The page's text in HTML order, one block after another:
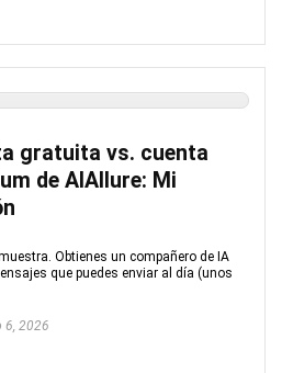
gratuita vs. cuenta
de AIAllure: Mi
Obtienes un compañero de IA
que puedes enviar al día (unos
6, 2026